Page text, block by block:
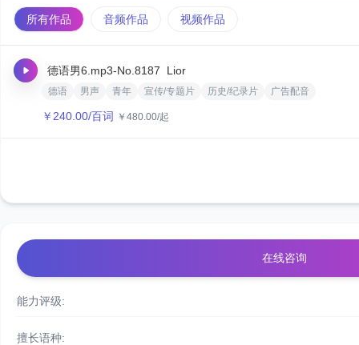
所有作品 音频作品 视频作品
德语男6.mp3-No.8187 ‌Lior‌
德语 男声 青年 宣传/专题片 历史/纪录片 广告配音
￥ 240.00/百词 ￥ 480.00/起
在线咨询
能力评级:
擅长语种: